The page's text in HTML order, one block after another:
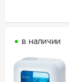
в наличии